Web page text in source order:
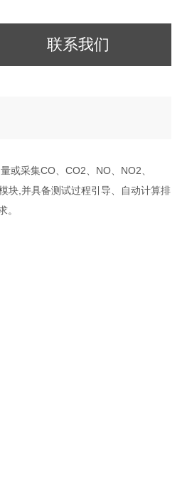
联系我们
或采集CO、CO2、NO、NO2、
块,并具备测试过程引导、自动计算排
。